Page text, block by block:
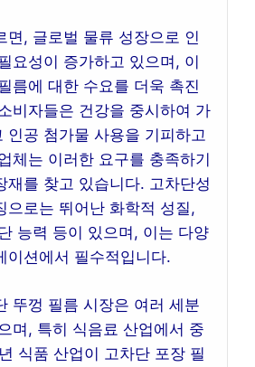
면, 글로벌 물류 성장으로 인
요성이 증가하고 있으며, 이
름에 대한 수요를 더욱 촉진
비자들은 건강을 중시하여 가
인공 첨가물 사용을 기피하고
체는 이러한 요구를 충족하기
재를 찾고 있습니다. 고차단성
으로는 뛰어난 화학적 성질,
능력 등이 있으며, 이는 다양
이션에서 필수적입니다.
뚜껑 필름 시장은 여러 세분
며, 특히 식음료 산업에서 중
식품 산업이 고차단 포장 필